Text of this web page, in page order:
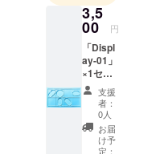
3,5
00 円
「Displ
ay-01」
×1セッ
ト（8
枚）支援
者：
0人
お届
け予
定：